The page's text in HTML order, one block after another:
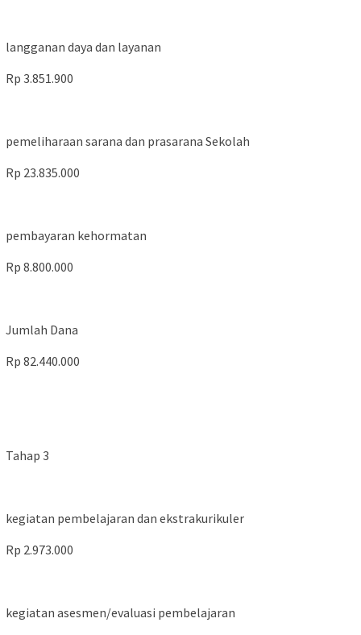
langganan daya dan layanan
Rp 3.851.900
pemeliharaan sarana dan prasarana Sekolah
Rp 23.835.000
pembayaran kehormatan
Rp 8.800.000
Jumlah Dana
Rp 82.440.000
Tahap 3
kegiatan pembelajaran dan ekstrakurikuler
Rp 2.973.000
kegiatan asesmen/evaluasi pembelajaran